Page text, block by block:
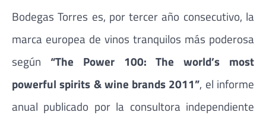
Bodegas Torres es, por tercer año consecutivo, la
marca europea de vinos tranquilos más poderosa
según “The Power 100: The world’s most
powerful spirits & wine brands 2011”, el informe
anual publicado por la consultora independiente